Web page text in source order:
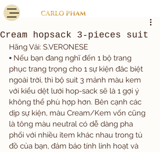
Cream hopsack 3-pieces suit
Hãng Vải: S.VERONESE
▪️ Nếu bạn đang nghĩ đến 1 bộ trang
phục trang trọng cho 1 sự kiện đăc biệt
ngoài trời, thì bộ suit 3 mảnh màu kem
với kiểu dệt lưới hop-sack sẽ là 1 gợi ý
không thể phù hợp hơn. Bên cạnh các
dịp sự kiện, màu Cream/Kem vốn cũng
là tông màu neutral có dễ dàng pha
phối với nhiều item khác nhau trong tủ
đồ của bạn, đảm bảo tính linh hoạt và